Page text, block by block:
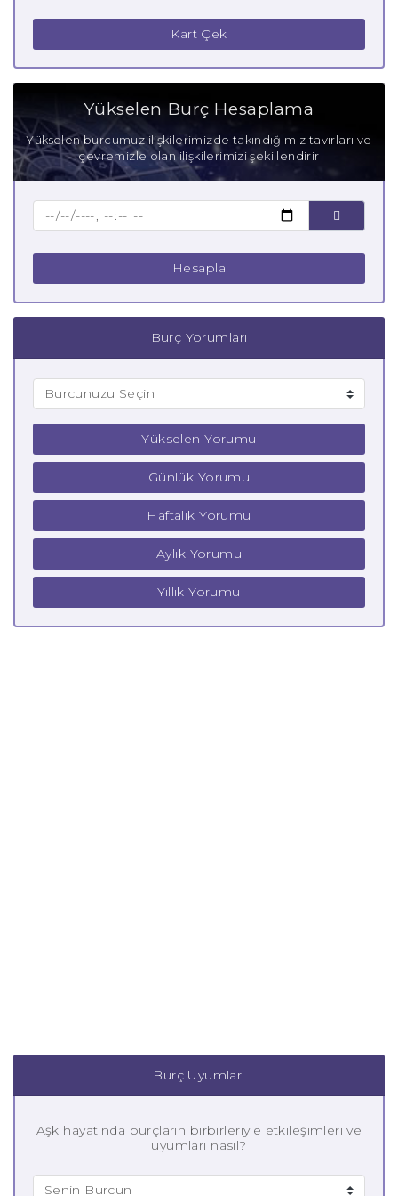
İkizler Burcu Güçlü Yanları
İkizler Burcu Zayıf Yanları
Anne İkizler Burcu
Baba İkizler Burcu
Kart Çek
Yükselen Burç Hesaplama
Yükselen burcumuz ilişkilerimizde takındığımız tavırları ve
çevremizle olan ilişkilerimizi şekillendirir
Hesapla
Burç Yorumları
Yükselen Yorumu
Günlük Yorumu
Haftalık Yorumu
Aylık Yorumu
Yıllık Yorumu
Burç Uyumları
Aşk hayatında burçların birbirleriyle etkileşimleri ve
uyumları nasıl?